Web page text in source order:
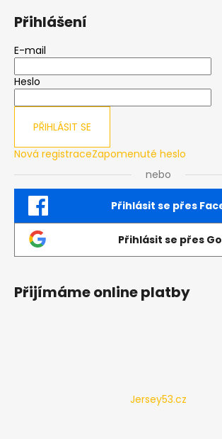
Přihlášení
E-mail
Heslo
PŘIHLÁSIT SE
Nová registraceZapomenuté heslo
nebo
Přihlásit se přes
Přihlásit se přes
Přijímáme online platby
Jersey53.cz